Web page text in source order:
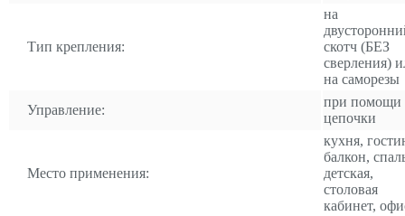
Тип крепления:
на
скотч (БЕЗ
сверления)
на саморезы
Управление:
при помощи
цепочки
Место применения:
кухня,
балкон,
детская,
столовая
кабинет,